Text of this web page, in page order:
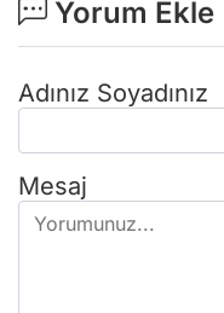
Yorum Ekle
Adınız Soyadınız
Mesaj